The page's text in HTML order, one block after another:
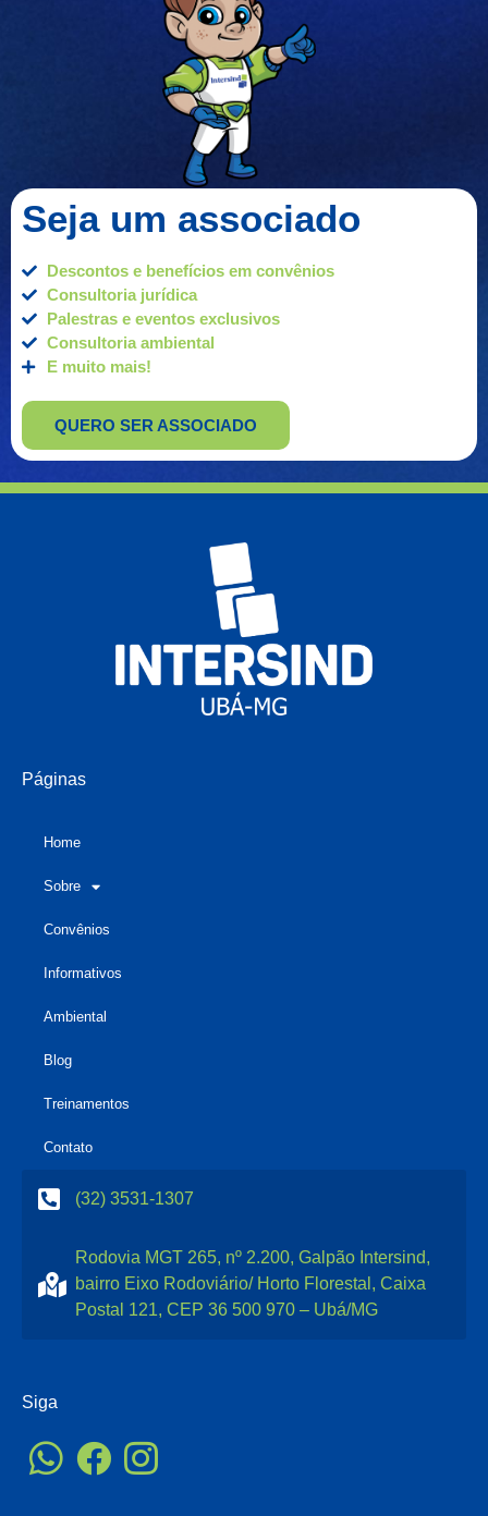
Seja um associado
Descontos e benefícios em convênios
Consultoria jurídica
Palestras e eventos exclusivos
Consultoria ambiental
E muito mais!
QUERO SER ASSOCIADO
Páginas
Home
Sobre
Convênios
Informativos
Ambiental
Blog
Treinamentos
Contato
(32) 3531-1307
Rodovia MGT 265, nº 2.200, Galpão Intersind,
bairro Eixo Rodoviário/ Horto Florestal, Caixa
Postal 121, CEP 36 500 970 – Ubá/MG
Siga